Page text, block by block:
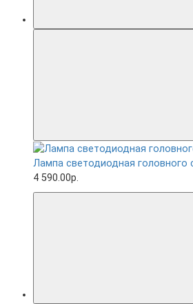
Лампа светодиодная головного
4 590.00р.